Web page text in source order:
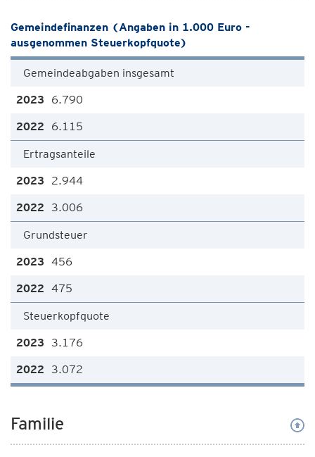
Gemeindefinanzen (Angaben in 1.000 Euro -
ausgenommen Steuerkopfquote)
Gemeindeabgaben insgesamt
6.790
6.115
Ertragsanteile
2.944
3.006
Grundsteuer
456
475
Steuerkopfquote
3.176
3.072
Familie